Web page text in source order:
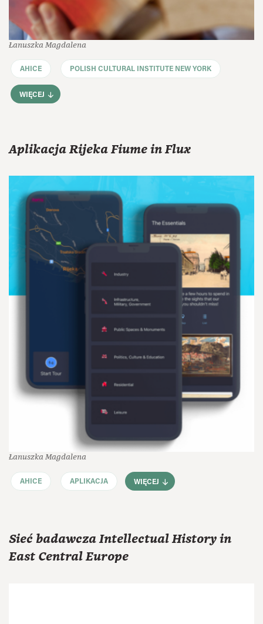
Łanuszka Magdalena
AHICE POLISH CULTURAL INSTITUTE NEW YORK
WIĘCEJ
Aplikacja Rijeka Fiume in Flux
Łanuszka Magdalena
AHICE APLIKACJA WIĘCEJ
Sieć badawcza Intellectual History in
East Central Europe